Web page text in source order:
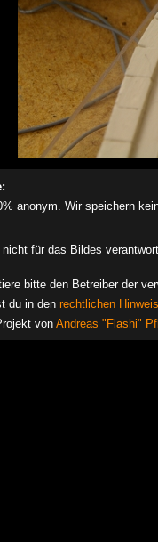
anonym. Wir speichern
für das Bildes
bitte den Betreiber der
du in den rechtlichen
von Andreas "Flashi"